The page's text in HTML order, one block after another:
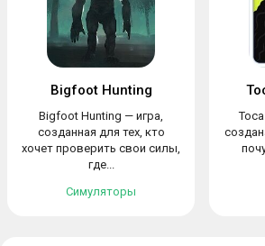
Bigfoot Hunting
Bigfoot Hunting — игра,
созданная для тех, кто
хочет проверить свои силы,
где...
Симуляторы